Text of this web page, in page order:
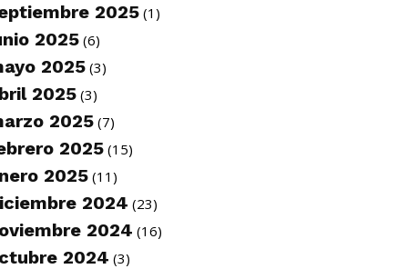
2025 (1)
2025(6)
2025 (3)
2025(3)
2025 (7)
2025(15)
2025 (11)
2024 (23)
2024 (16)
2024 (3)